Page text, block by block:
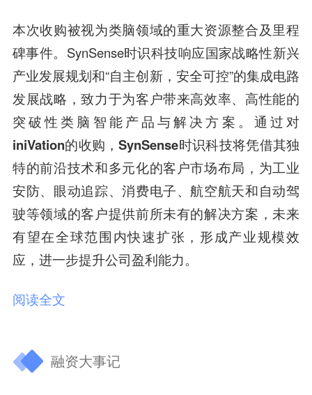
本次收购被视为类脑领域的重大资源整合及里程
碑事件。SynSense时识科技响应国家战略性新兴
产业发展规划和“自主创新，安全可控”的集成电路
发展战略，致力于为客户带来高效率、高性能的
突破性类脑智能产品与解决方案。 通过对
iniVation的收购，SynSense时识科技将凭借其独
特的前沿技术和多元化的客户市场布局，为工业
安防、眼动追踪、消费电子、航空航天和自动驾
驶等领域的客户提供前所未有的解决方案 ，未来
有望在全球范围内快速扩张，形成产业规模效
应，进一步提升公司盈利能力。
阅读全文
融资大事记